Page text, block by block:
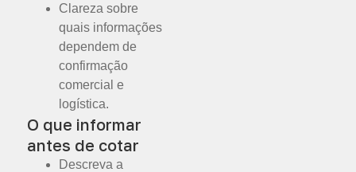
Clareza sobre
quais informações
dependem de
confirmação
comercial e
logística.
O que informar
antes de cotar
Descreva a